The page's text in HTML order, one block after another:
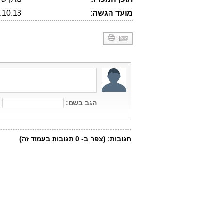
מועד הגשה:
21.10.13